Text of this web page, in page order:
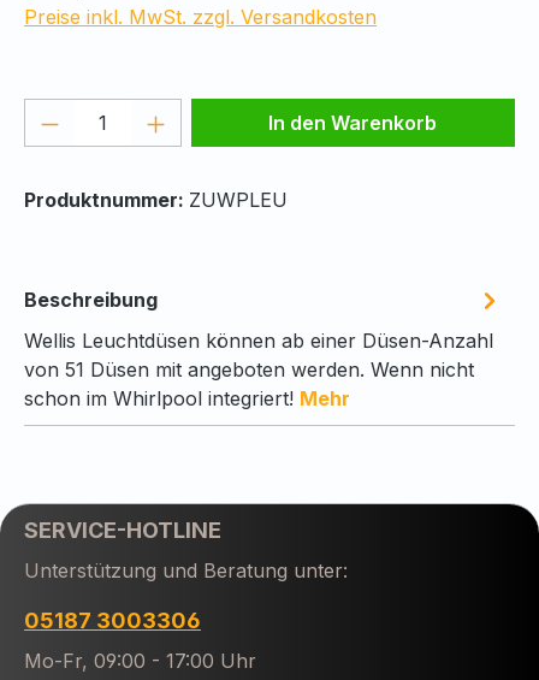
Preise inkl. MwSt. zzgl. Versandkosten
Produkt Anzahl: Gib denIn den Warenkorb
Produktnummer: ZUWPLEU
Beschreibung
Wellis Leuchtdüsen können ab einer Düsen-Anzahl
von 51 Düsen mit angeboten werden. Wenn nicht
schon im Whirlpool integriert! Mehr
SERVICE-HOTLINE
Unterstützung und Beratung unter:
05187 3003306
Mo-Fr, 09:00 - 17:00 Uhr